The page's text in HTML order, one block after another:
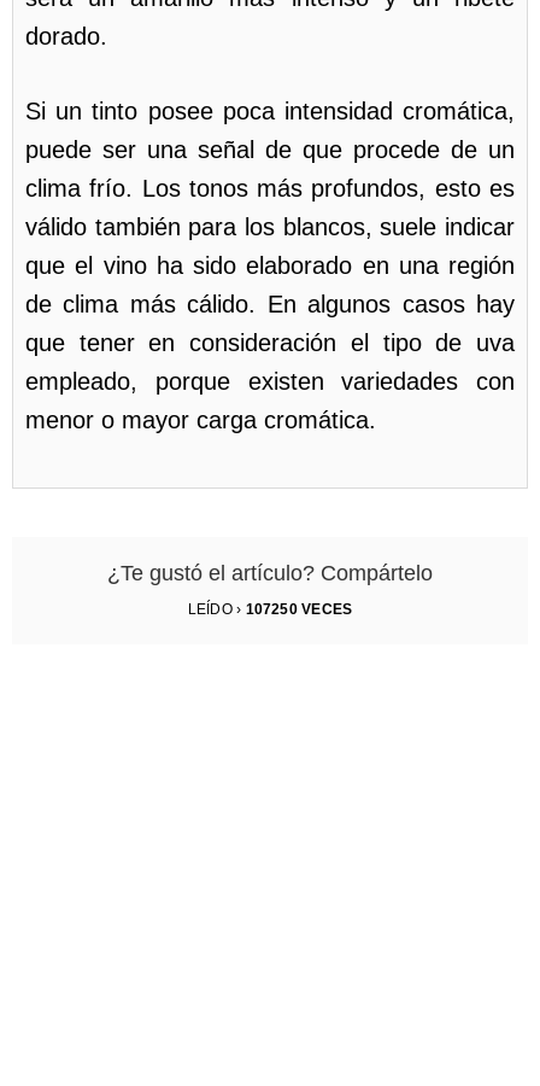
dorado.
Si un tinto posee poca intensidad cromática,
puede ser una señal de que procede de un
clima frío. Los tonos más profundos, esto es
válido también para los blancos, suele indicar
que el vino ha sido elaborado en una región
de clima más cálido. En algunos casos hay
que tener en consideración el tipo de uva
empleado, porque existen variedades con
menor o mayor carga cromática.
¿Te gustó el artículo? Compártelo
LEÍDO › 107250VECES